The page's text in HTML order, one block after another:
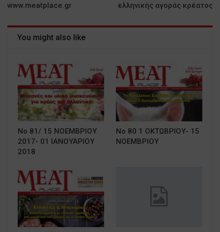
www.meatplace.gr
ελληνικής αγοράς κρέατος
You might also like
Νο 81/ 15 ΝΟΕΜΒΡΙΟΥ
2017- 01 ΙΑΝΟΥΑΡΙΟΥ
2018
No 80 1 ΟΚΤΩΒΡΙΟΥ- 15
ΝΟΕΜΒΡΙΟΥ